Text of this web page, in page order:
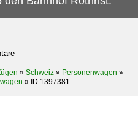
» Schweiz » Personenwagen »
» ID 1397381